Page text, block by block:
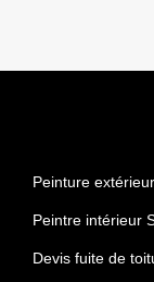
Peinture
Peintre intérieur
Devis fuite de